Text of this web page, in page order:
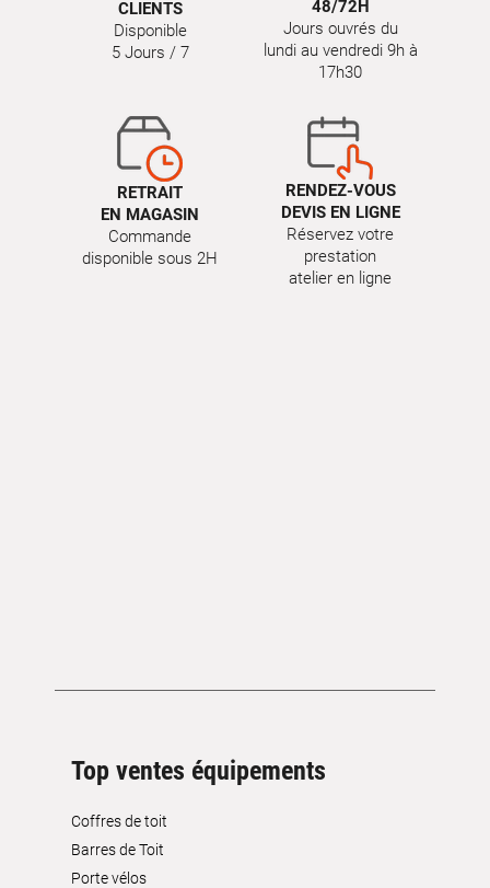
CLIENTS
Disponible
5 Jours / 7
48/72H
Jours ouvrés du
lundi au vendredi 9h à
17h30
RETRAIT
EN MAGASIN
Commande
disponible sous 2H
RENDEZ-VOUS
DEVIS EN LIGNE
Réservez votre
prestation
atelier en ligne
Top ventes équipements
Coffres de toit
Barres de Toit
Porte vélos